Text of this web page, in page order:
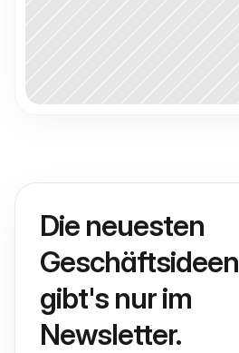
Die neuesten
Geschäftsideen
gibt's nur im
Newsletter.